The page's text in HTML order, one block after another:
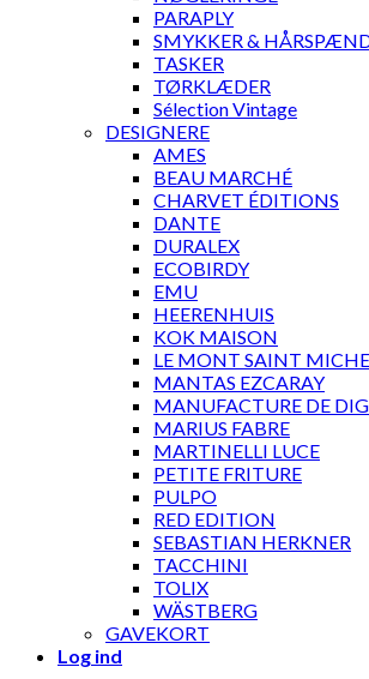
PARAPLY
SMYKKER &
TASKER
TØRKLÆDER
Sélection Vintage
DESIGNERE
AMES
BEAU MARCHÉ
CHARVET ÉDITIONS
DANTE
DURALEX
ECOBIRDY
EMU
HEERENHUIS
KOK MAISON
LE MONT SAINT
MANTAS EZCARAY
MANUFACTURE DE
MARIUS FABRE
MARTINELLI LUCE
PETITE FRITURE
PULPO
RED EDITION
SEBASTIAN HERKNER
TACCHINI
TOLIX
WÄSTBERG
GAVEKORT
Log ind